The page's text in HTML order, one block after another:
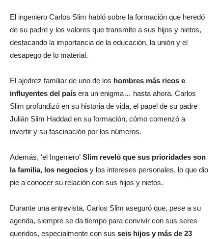
El ingeniero Carlos Slim habló sobre la formación que heredó
de su padre y los valores que transmite a sus hijos y nietos,
destacando la importancia de la educación, la unión y el
desapego de lo material.
El ajedrez familiar de uno de los hombres más ricos e
influyentes del país era un enigma… hasta ahora. Carlos
Slim profundizó en su historia de vida, el papel de su padre
Julián Slim Haddad en su formación, cómo comenzó a
invertir y su fascinación por los números.
Además, ‘el Ingeniero’ Slim reveló que sus prioridades son
la familia, los negocios y los intereses personales, lo que dio
pie a conocer su relación con sus hijos y nietos.
Durante una entrevista, Carlos Slim aseguró que, pese a su
agenda, siempre se da tiempo para convivir con sus seres
queridos, especialmente con sus seis hijos y más de 23